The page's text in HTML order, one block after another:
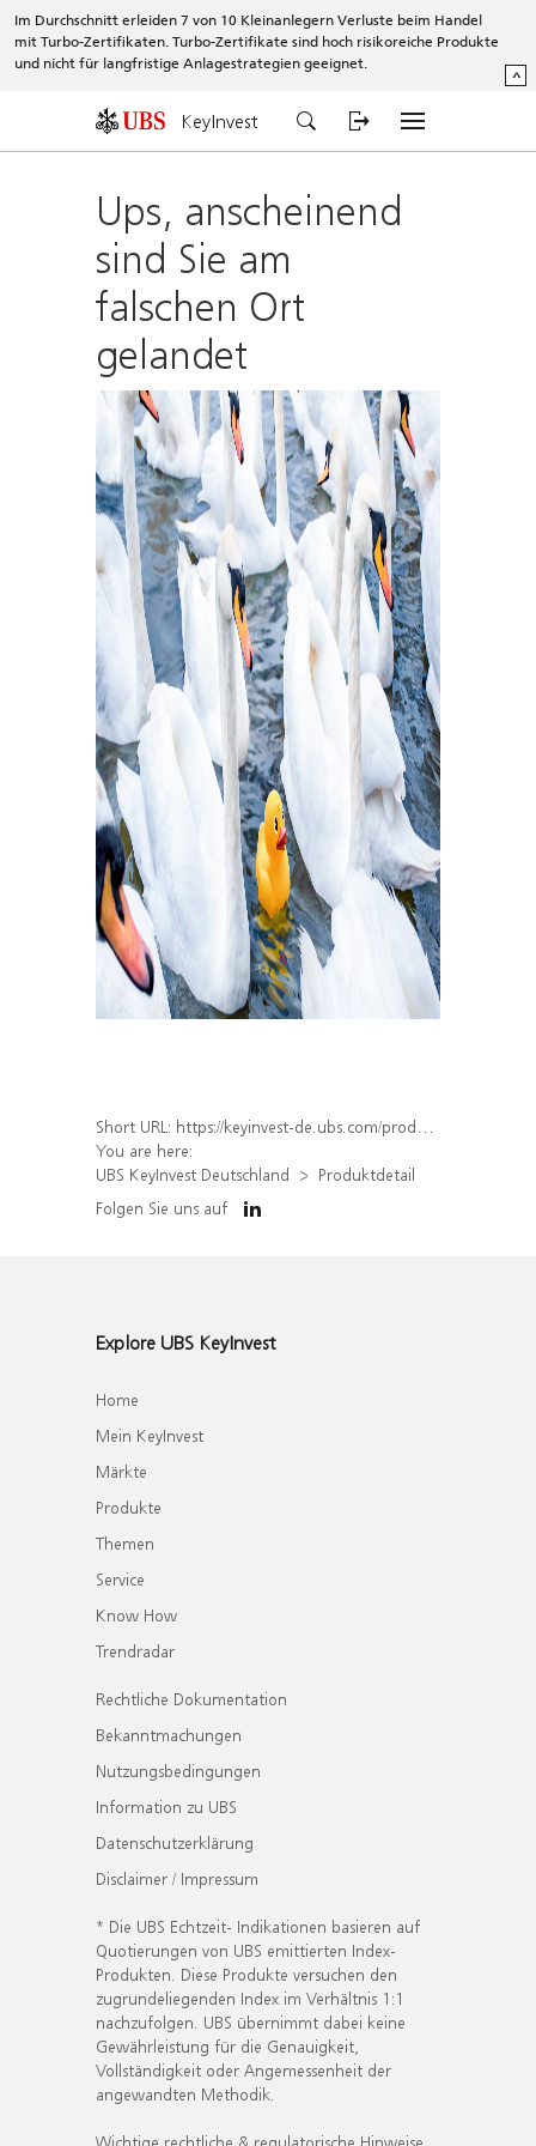
Im Durchschnitt erleiden 7 von 10 Kleinanlegern Verluste beim Handel
mit Turbo-Zertifikaten. Turbo-Zertifikate sind hoch risikoreiche Produkte
und nicht für langfristige Anlagestrategien geeignet.
^
KeyInvest
Ups, anscheinend
sind Sie am
falschen Ort
gelandet
Short URL: https://keyinvest-de.ubs.com/produkt/detail/index/isin/DE000WA81QB3
You are here:
UBS KeyInvest Deutschland
Produktdetail
Folgen Sie uns auf
Explore UBS KeyInvest
Home
Mein KeyInvest
Märkte
Produkte
Themen
Service
Know How
Trendradar
Rechtliche Dokumentation
Bekanntmachungen
Nutzungsbedingungen
Information zu UBS
Datenschutzerklärung
Disclaimer / Impressum
* Die UBS Echtzeit- Indikationen basieren auf
Quotierungen von UBS emittierten Index-
Produkten. Diese Produkte versuchen den
zugrundeliegenden Index im Verhältnis 1:1
nachzufolgen. UBS übernimmt dabei keine
Gewährleistung für die Genauigkeit,
Vollständigkeit oder Angemessenheit der
angewandten Methodik.